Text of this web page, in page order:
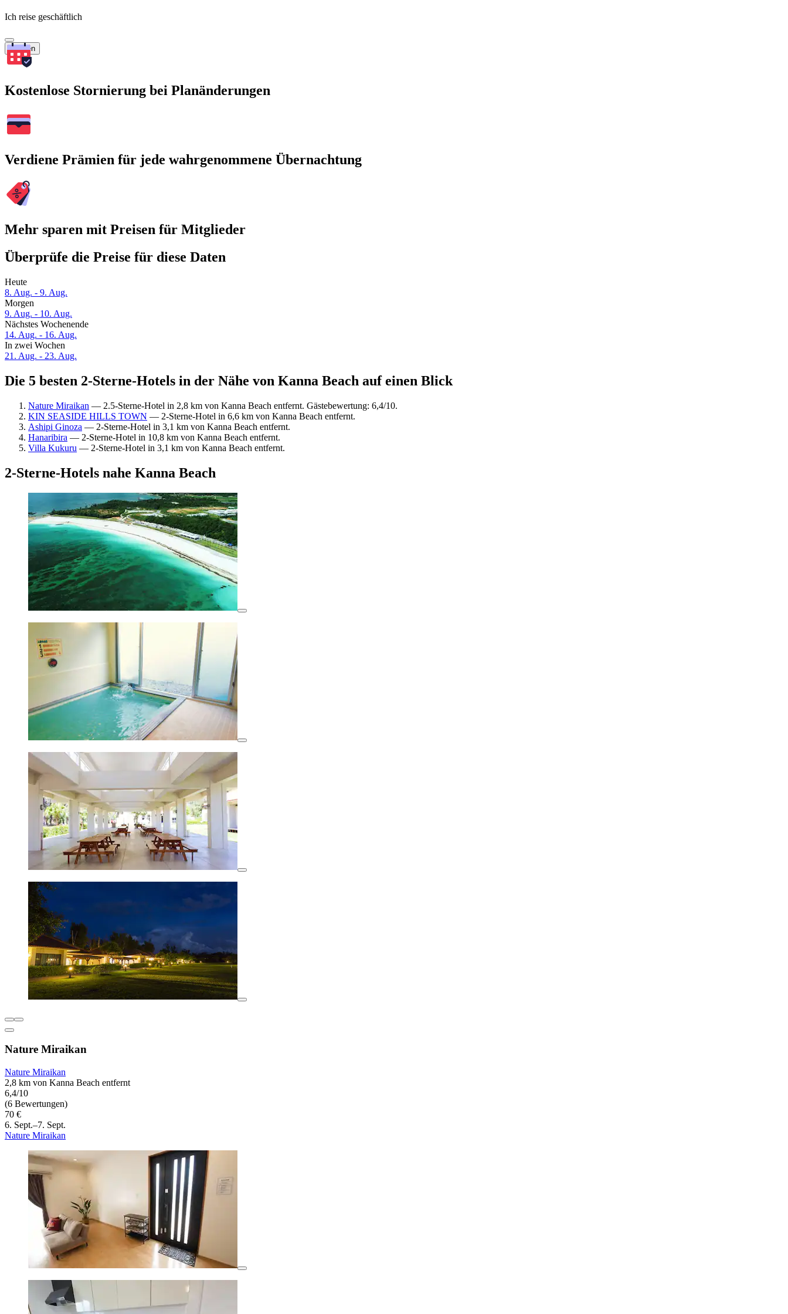
Ich reise geschäftlich
Suchen
Kostenlose Stornierung bei Planänderungen
Verdiene Prämien für jede wahrgenommene Übernachtung
Mehr sparen mit Preisen für Mitglieder
Überprüfe die Preise für diese Daten
Heute
8. Aug. - 9. Aug.
Morgen
9. Aug. - 10. Aug.
Nächstes Wochenende
14. Aug. - 16. Aug.
In zwei Wochen
21. Aug. - 23. Aug.
Die 5 besten 2-Sterne-Hotels in der Nähe von Kanna Beach auf einen Blick
Nature Miraikan — 2.5-Sterne-Hotel in 2,8 km von Kanna Beach entfernt. Gästebewertung: 6,4/10.
KIN SEASIDE HILLS TOWN — 2-Sterne-Hotel in 6,6 km von Kanna Beach entfernt.
Ashipi Ginoza — 2-Sterne-Hotel in 3,1 km von Kanna Beach entfernt.
Hanaribira — 2-Sterne-Hotel in 10,8 km von Kanna Beach entfernt.
Villa Kukuru — 2-Sterne-Hotel in 3,1 km von Kanna Beach entfernt.
2-Sterne-Hotels nahe Kanna Beach
Nature Miraikan
Nature Miraikan
2,8 km von Kanna Beach entfernt
6,4/10
(6 Bewertungen)
70 €
6. Sept.–7. Sept.
Nature Miraikan